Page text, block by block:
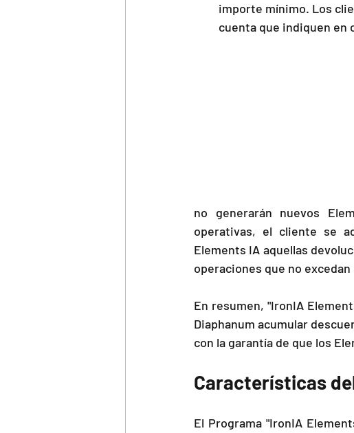
importe mínimo. Los
cuenta que indiquen en
no generarán nuevos
operativas, el cliente se
Elements IA aquellas
operaciones que no
En resumen, "IronIA
Diaphanum acumular
con la garantía de que los
Características
El Programa "IronIA